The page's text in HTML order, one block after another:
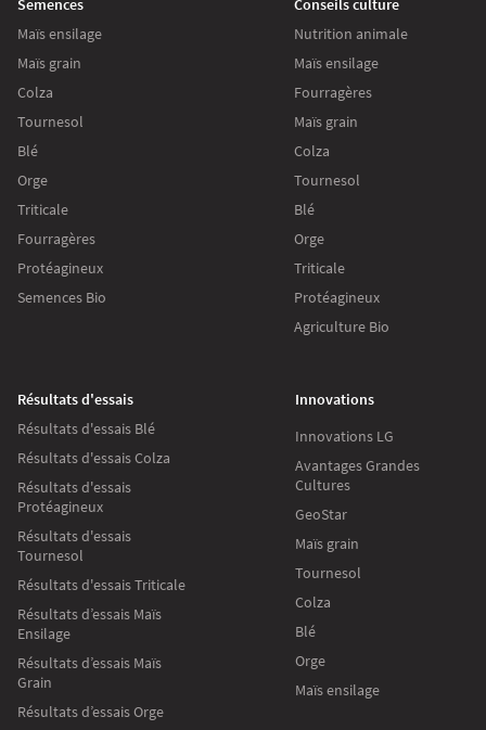
Semences
Maïs ensilage
Maïs grain
Colza
Tournesol
Blé
Orge
Triticale
Fourragères
Protéagineux
Semences Bio
Conseils culture
Nutrition animale
Maïs ensilage
Fourragères
Maïs grain
Colza
Tournesol
Blé
Orge
Triticale
Protéagineux
Agriculture Bio
Résultats d'essais
Résultats d'essais Blé
Résultats d'essais Colza
Résultats d'essais
Protéagineux
Résultats d'essais
Tournesol
Résultats d'essais Triticale
Résultats d’essais Maïs
Ensilage
Résultats d’essais Maïs
Grain
Résultats d’essais Orge
Innovations
Innovations LG
Avantages Grandes
Cultures
GeoStar
Maïs grain
Tournesol
Colza
Blé
Orge
Maïs ensilage